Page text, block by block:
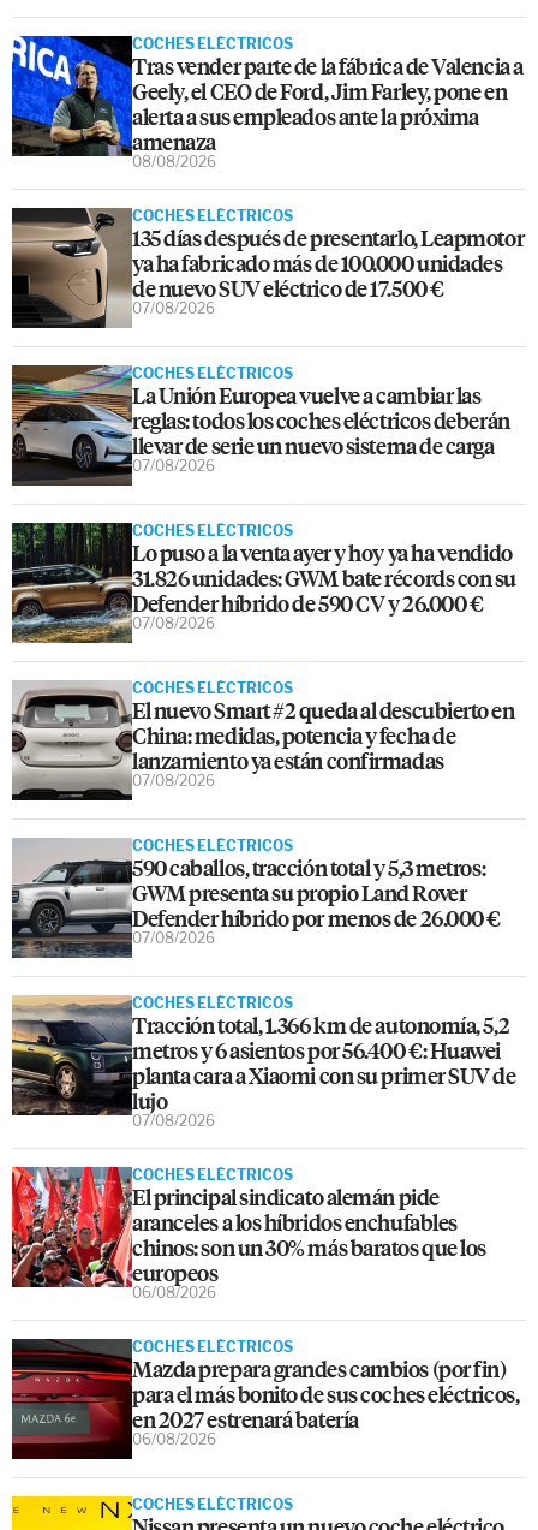
COCHES ELÉCTRICOS
Tras vender parte de la fábrica de Valencia a
Geely, el CEO de Ford, Jim Farley, pone en
alerta a sus empleados ante la próxima
amenaza
08/08/2026
COCHES ELÉCTRICOS
135 días después de presentarlo, Leapmotor
ya ha fabricado más de 100.000 unidades
de nuevo SUV eléctrico de 17.500 €
07/08/2026
COCHES ELÉCTRICOS
La Unión Europea vuelve a cambiar las
reglas: todos los coches eléctricos deberán
llevar de serie un nuevo sistema de carga
07/08/2026
COCHES ELÉCTRICOS
Lo puso a la venta ayer y hoy ya ha vendido
31.826 unidades: GWM bate récords con su
Defender híbrido de 590 CV y 26.000 €
07/08/2026
COCHES ELÉCTRICOS
El nuevo Smart #2 queda al descubierto en
China: medidas, potencia y fecha de
lanzamiento ya están confirmadas
07/08/2026
COCHES ELÉCTRICOS
590 caballos, tracción total y 5,3 metros:
GWM presenta su propio Land Rover
Defender híbrido por menos de 26.000 €
07/08/2026
COCHES ELÉCTRICOS
Tracción total, 1.366 km de autonomía, 5,2
metros y 6 asientos por 56.400 €: Huawei
planta cara a Xiaomi con su primer SUV de
lujo
07/08/2026
COCHES ELÉCTRICOS
El principal sindicato alemán pide
aranceles a los híbridos enchufables
chinos: son un 30% más baratos que los
europeos
06/08/2026
COCHES ELÉCTRICOS
Mazda prepara grandes cambios (por fin)
para el más bonito de sus coches eléctricos,
en 2027 estrenará batería
06/08/2026
COCHES ELÉCTRICOS